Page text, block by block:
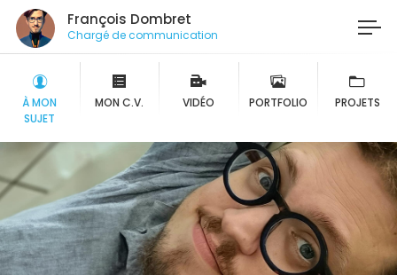
François Dombret
Chargé de communicatio
À MON
SUJET
MON C.V. VIDÉO PORTFOLIO PROJETS